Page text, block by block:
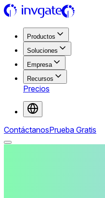
Productos
Soluciones
Empresa
Recursos
Precios
ContáctanosPrueba Gratis